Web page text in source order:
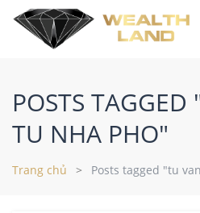
POSTS
TU NHA PHO"
Trang chủ Posts tagged "tu